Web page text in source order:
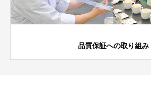
品質保証への取り組み